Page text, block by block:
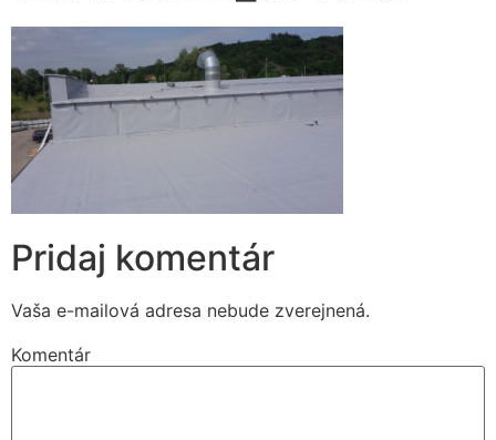
Pridaj komentár
Vaša e-mailová adresa nebude zverejnená.
Komentár